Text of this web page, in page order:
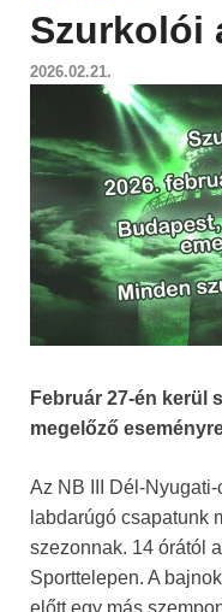
Szurkolói
2026.02.21.
Február 27-én kerül
megelőző
Az NB III Dél-
labdarúgó csapatunk
szezonnak. 14 órától
Sporttelepen. A
előtt egy más